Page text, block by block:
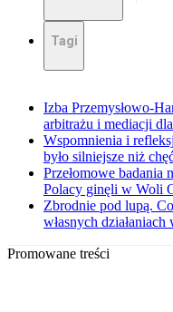
Tagi
Izba Przemysłowo-
arbitrażu i mediacji
Wspomnienia i
było silniejsze niż
Przełomowe badania
Polacy ginęli w Woli
Zbrodnie pod lupą.
własnych
Promowane treści